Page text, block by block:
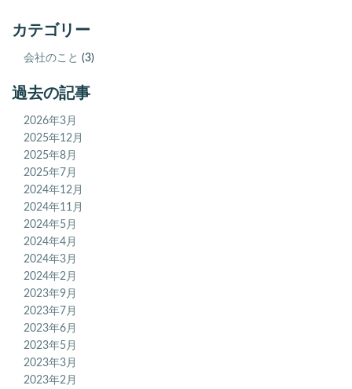
カテゴリー
会社のこと (3)
過去の記事
2026年3月
2025年12月
2025年8月
2025年7月
2024年12月
2024年11月
2024年5月
2024年4月
2024年3月
2024年2月
2023年9月
2023年7月
2023年6月
2023年5月
2023年3月
2023年2月